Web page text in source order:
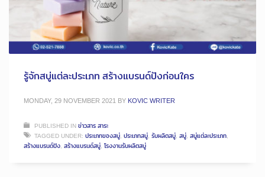
รู้จักสบู่แต่ละประเภท สร้างแบรนด์ปังก่อนใคร
MONDAY, 29 NOVEMBER 2021 BY KOVIC WRITER
PUBLISHED INข่าวสาร สาระ
TAGGED UNDER: ประเภทของสบู่, ประเภทสบู่, รับผลิตสบู่, สบู่, สบู่แต่ละประเภท,
สร้างแบรนด์ปัง, สร้างแบรนด์สบู่, โรงงานรับผลิตสบู่